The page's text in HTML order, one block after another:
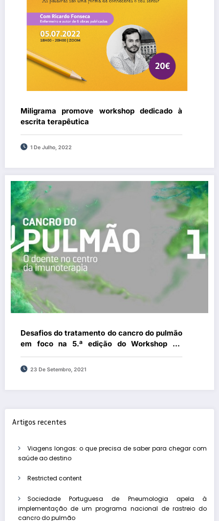
Miligrama promove workshop dedicado à
escrita terapêutica
1 De Julho, 2022
Desafios do tratamento do cancro do pulmão
em foco na 5.ª edição do Workshop “O
doente no centro da imunoterapia”
23 De Setembro, 2021
Artigos recentes
Viagens longas: o que precisa de saber para chegar com
saúde ao destino
Restricted content
Sociedade Portuguesa de Pneumologia apela à
implementação de um programa nacional de rastreio do
cancro do pulmão